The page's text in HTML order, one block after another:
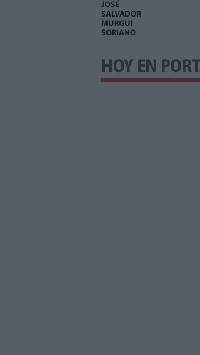
JOSÉ
SALVADOR
MURGUI
SORIANO
HOY EN